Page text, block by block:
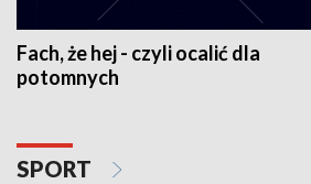
Fach, że hej - czyli ocalić dla
potomnych
SPORT